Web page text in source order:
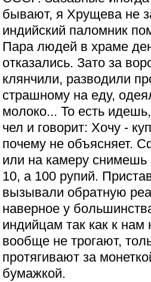
бывают, я Хрущева не
индийский паломник
Пара людей в храме
отказались. Зато за
клянчили, разводили
страшному на еду,
молоко... То есть
чел и говорит: Хочу -
почему не объясняет.
или на камеру снимешь
10, а 100 рупий.
вызывали обратную
наверное у
индийцам так как к нам
вообще не трогают,
протягивают за
бумажкой.